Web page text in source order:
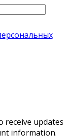
receive updates
information.